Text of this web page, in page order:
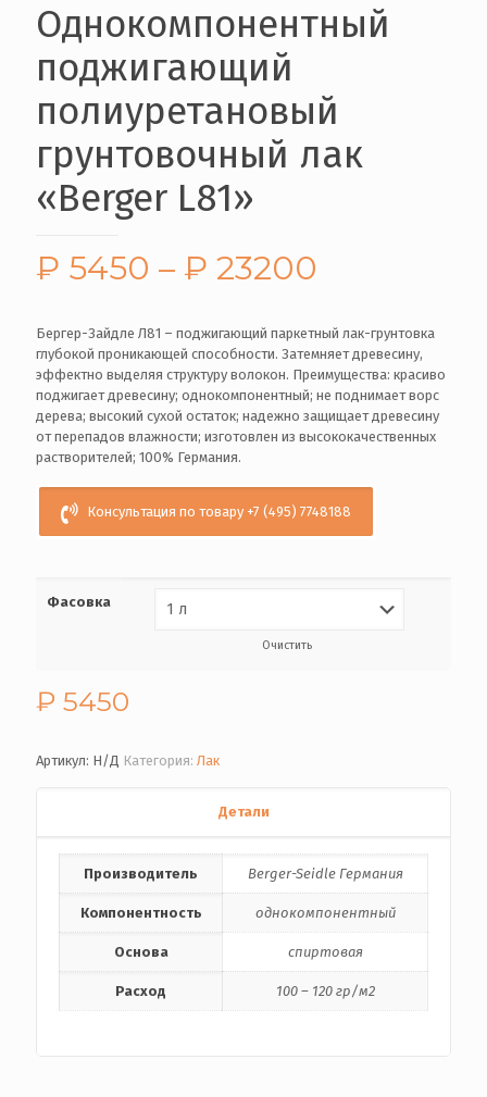
Однокомпонентный
поджигающий
полиуретановый
грунтовочный лак
«Berger L81»
₽ 5450 – ₽ 23200
Бергер-Зайдле Л81 – поджигающий паркетный лак-грунтовка
глубокой проникающей способности. Затемняет древесину,
эффектно выделяя структуру волокон. Преимущества: красиво
поджигает древесину; однокомпонентный; не поднимает ворс
дерева; высокий сухой остаток; надежно защищает древесину
от перепадов влажности; изготовлен из высококачественных
растворителей; 100% Германия.
Консультация по товару +7 (495) 7748188
Фасовка
Очистить
₽ 5450
Артикул: Н/Д Категория: Лак
Детали
Производитель Berger-Seidle Германия
Компонентность однокомпонентный
Основа спиртовая
Расход 100 – 120 гр/м2